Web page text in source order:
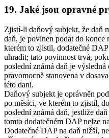
19. Jaké jsou opravné
Zjistí-li daňový subjekt, že daň
daň, je povinen podat do konce
kterém to zjistil, dodatečné
uhradit; tato povinnost trvá,
poslední známá daň je
pravomocně stanovena v
této dani.
Daňový subjekt je oprávněn
po měsíci, ve kterém to zjistil,
poslední známá daň, jestliže
tomto dodatečném DAP nelze
Dodatečné DAP na daň nižší,